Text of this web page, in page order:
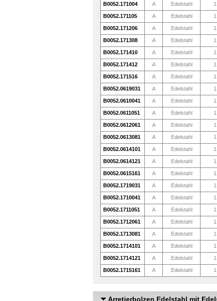
B0052.171004 A Edelstahl
B0052.171105 A Edelstahl
B0052.171206 A Edelstahl
B0052.171308 A Edelstahl
B0052.171410 A Edelstahl
B0052.171412 A Edelstahl
B0052.171516 A Edelstahl
B0052.0619031 A Edelstahl
B0052.0610041 A Edelstahl
B0052.0611051 A Edelstahl
B0052.0612061 A Edelstahl
B0052.0613081 A Edelstahl
B0052.0614101 A Edelstahl
B0052.0614121 A Edelstahl
B0052.0615161 A Edelstahl
B0052.1719031 A Edelstahl
B0052.1710041 A Edelstahl
B0052.1711051 A Edelstahl
B0052.1712061 A Edelstahl
B0052.1713081 A Edelstahl
B0052.1714101 A Edelstahl
B0052.1714121 A Edelstahl
B0052.1715161 A Edelstahl
Arretierbolzen Edelstahl mit